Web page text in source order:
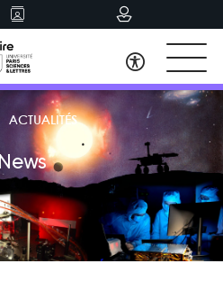
ACTUALITÉS
News